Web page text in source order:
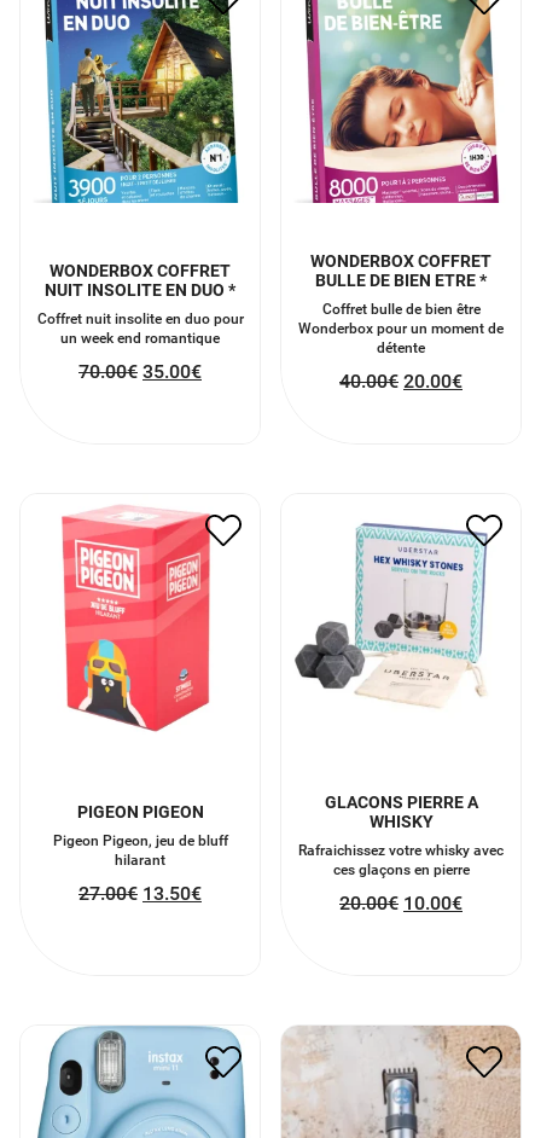
WONDERBOX COFFRET
NUIT INSOLITE EN DUO *
Coffret nuit insolite en duo pour
un week end romantique
70.00€ 35.00€
WONDERBOX COFFRET
BULLE DE BIEN ETRE *
Coffret bulle de bien être
Wonderbox pour un moment de
détente
40.00€ 20.00€
27.00€ 13.50
PIGEON PIGEON
Pigeon Pigeon, jeu de bluff
hilarant
27.00€ 13.50€
20.00
GLACONS PIERRE A
WHISKY
Rafraichissez votre whisky avec
ces glaçons en pierre
20.00€ 10.00€
84.00 38.00 19.00 €